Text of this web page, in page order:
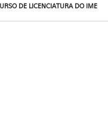
DE LICENCIATURA DO IME